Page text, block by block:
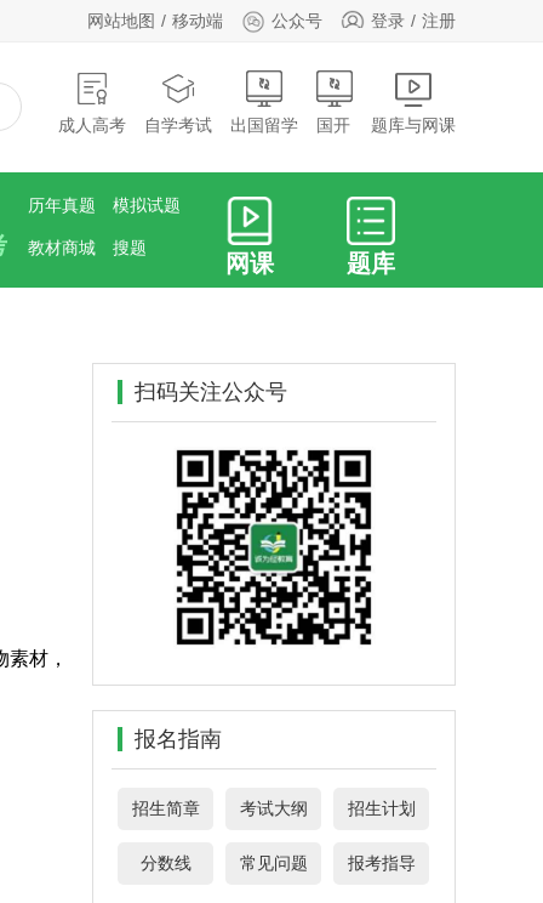
网站地图 移动端 公众号 登录 注册
成人高考 自学考试 出国留学 国开 题库与网课
历年真题 模拟试题
教材商城 搜题
网课 题库
材，
扫码关注公众号
报名指南
招生简章 考试大纲 招生计划
分数线 常见问题 报考指导